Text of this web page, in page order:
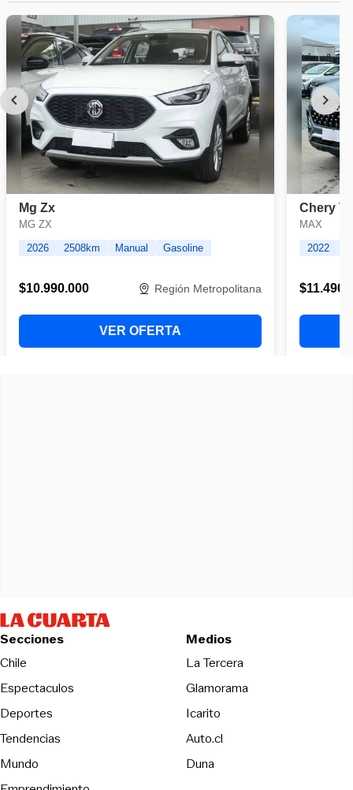
Secciones
Chile
Espectaculos
Deportes
Tendencias
Mundo
Medios
La TerceraOpens in new
Glamorama
Icarito
Auto.cl
DunaOpens in new window